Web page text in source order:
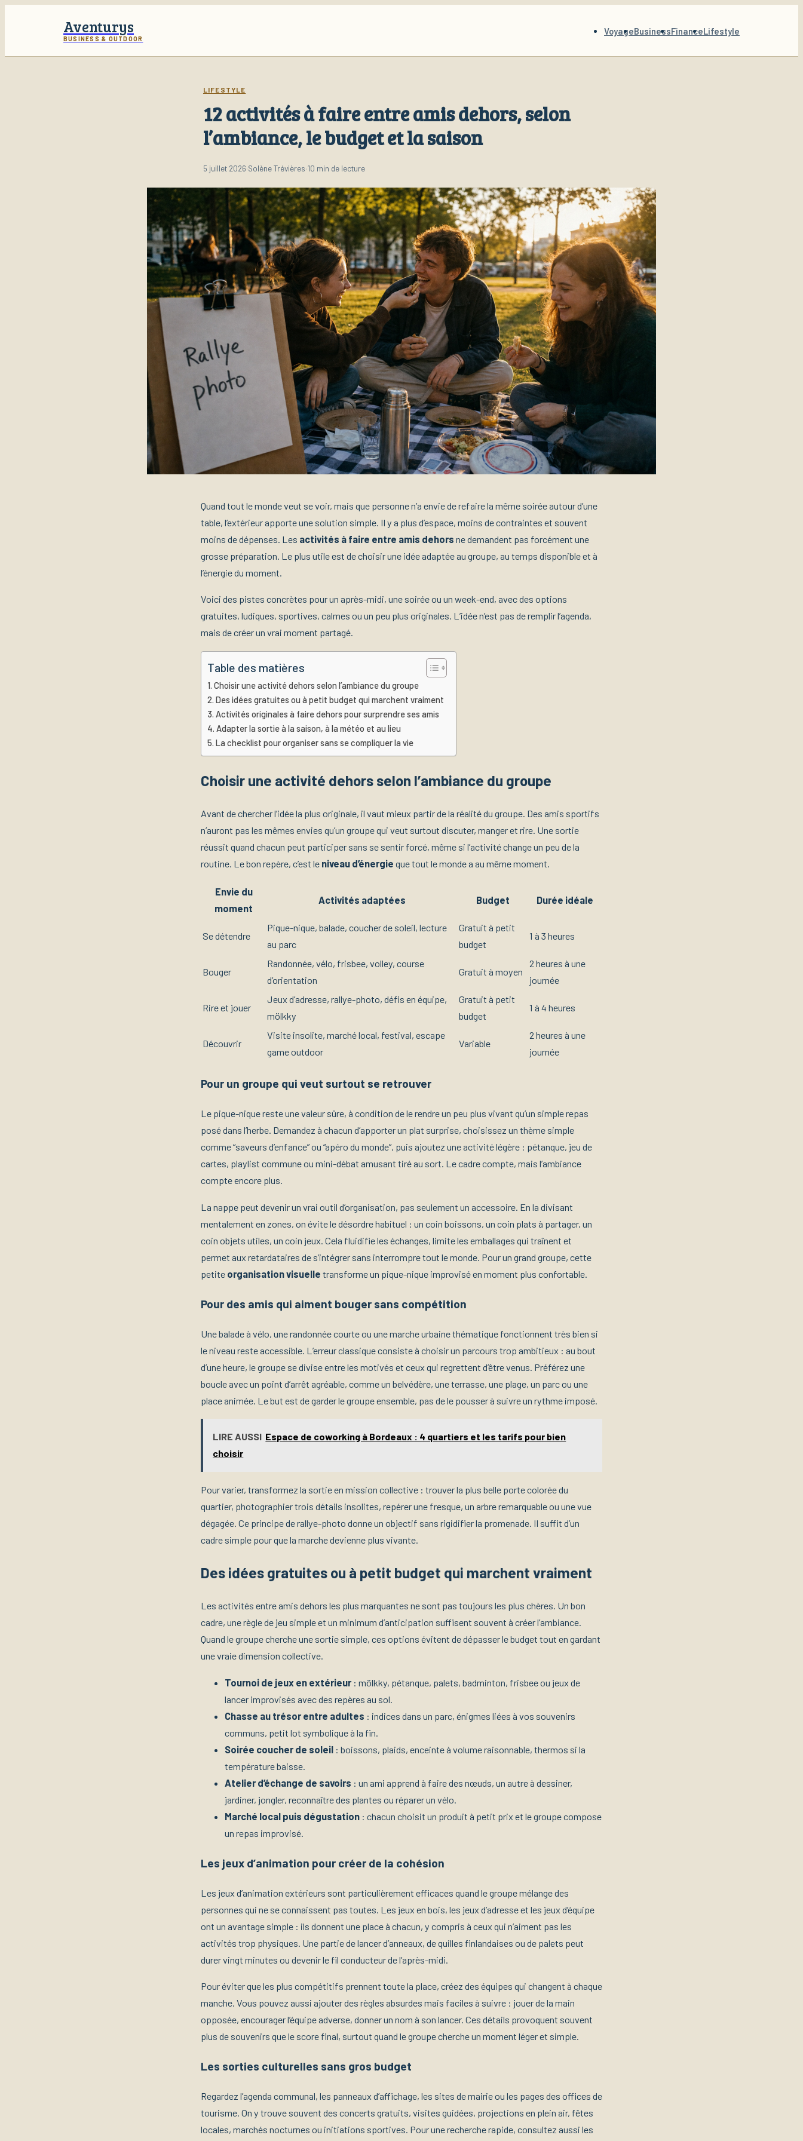
Aventurys
BUSINESS & OUTDOOR
VoyageBusinessFinanceLifestyle
LIFESTYLE
12 activités à faire entre amis dehors, selon
l’ambiance, le budget et la saison
5 juillet 2026·Solène Trévières·10 min de lecture
Quand tout le monde veut se voir, mais que personne n’a envie de refaire la même soirée autour d’une
table, l’extérieur apporte une solution simple. Il y a plus d’espace, moins de contraintes et souvent
moins de dépenses. Les activités à faire entre amis dehors ne demandent pas forcément une
grosse préparation. Le plus utile est de choisir une idée adaptée au groupe, au temps disponible et à
l’énergie du moment.
Voici des pistes concrètes pour un après-midi, une soirée ou un week-end, avec des options
gratuites, ludiques, sportives, calmes ou un peu plus originales. L’idée n’est pas de remplir l’agenda,
mais de créer un vrai moment partagé.
Table des matières
Choisir une activité dehors selon l’ambiance du groupe
Des idées gratuites ou à petit budget qui marchent vraiment
Activités originales à faire dehors pour surprendre ses amis
Adapter la sortie à la saison, à la météo et au lieu
La checklist pour organiser sans se compliquer la vie
Choisir une activité dehors selon l’ambiance du groupe
Avant de chercher l’idée la plus originale, il vaut mieux partir de la réalité du groupe. Des amis sportifs
n’auront pas les mêmes envies qu’un groupe qui veut surtout discuter, manger et rire. Une sortie
réussit quand chacun peut participer sans se sentir forcé, même si l’activité change un peu de la
routine. Le bon repère, c’est le niveau d’énergie que tout le monde a au même moment.
Envie du
moment
Activités adaptées Budget Durée idéale
Se détendre
Pique-nique, balade, coucher de soleil, lecture
au parc
Gratuit à petit
budget
1 à 3 heures
Bouger
Randonnée, vélo, frisbee, volley, course
d’orientation
Gratuit à moyen
2 heures à une
journée
Rire et jouer
Jeux d’adresse, rallye-photo, défis en équipe,
mölkky
Gratuit à petit
budget
1 à 4 heures
Découvrir
Visite insolite, marché local, festival, escape
game outdoor
Variable
2 heures à une
journée
Pour un groupe qui veut surtout se retrouver
Le pique-nique reste une valeur sûre, à condition de le rendre un peu plus vivant qu’un simple repas
posé dans l’herbe. Demandez à chacun d’apporter un plat surprise, choisissez un thème simple
comme “saveurs d’enfance” ou “apéro du monde”, puis ajoutez une activité légère : pétanque, jeu de
cartes, playlist commune ou mini-débat amusant tiré au sort. Le cadre compte, mais l’ambiance
compte encore plus.
La nappe peut devenir un vrai outil d’organisation, pas seulement un accessoire. En la divisant
mentalement en zones, on évite le désordre habituel : un coin boissons, un coin plats à partager, un
coin objets utiles, un coin jeux. Cela fluidifie les échanges, limite les emballages qui traînent et
permet aux retardataires de s’intégrer sans interrompre tout le monde. Pour un grand groupe, cette
petite organisation visuelle transforme un pique-nique improvisé en moment plus confortable.
Pour des amis qui aiment bouger sans compétition
Une balade à vélo, une randonnée courte ou une marche urbaine thématique fonctionnent très bien si
le niveau reste accessible. L’erreur classique consiste à choisir un parcours trop ambitieux : au bout
d’une heure, le groupe se divise entre les motivés et ceux qui regrettent d’être venus. Préférez une
boucle avec un point d’arrêt agréable, comme un belvédère, une terrasse, une plage, un parc ou une
place animée. Le but est de garder le groupe ensemble, pas de le pousser à suivre un rythme imposé.
LIRE AUSSI Espace de coworking à Bordeaux : 4 quartiers et les tarifs pour bien
choisir
Pour varier, transformez la sortie en mission collective : trouver la plus belle porte colorée du
quartier, photographier trois détails insolites, repérer une fresque, un arbre remarquable ou une vue
dégagée. Ce principe de rallye-photo donne un objectif sans rigidifier la promenade. Il suffit d’un
cadre simple pour que la marche devienne plus vivante.
Des idées gratuites ou à petit budget qui marchent vraiment
Les activités entre amis dehors les plus marquantes ne sont pas toujours les plus chères. Un bon
cadre, une règle de jeu simple et un minimum d’anticipation suffisent souvent à créer l’ambiance.
Quand le groupe cherche une sortie simple, ces options évitent de dépasser le budget tout en gardant
une vraie dimension collective.
Tournoi de jeux en extérieur: mölkky, pétanque, palets, badminton, frisbee ou jeux de
lancer improvisés avec des repères au sol.
Chasse au trésor entre adultes : indices dans un parc, énigmes liées à vos souvenirs
communs, petit lot symbolique à la fin.
Soirée coucher de soleil : boissons, plaids, enceinte à volume raisonnable, thermos si la
température baisse.
Atelier d’échange de savoirs : un ami apprend à faire des nœuds, un autre à dessiner,
jardiner, jongler, reconnaître des plantes ou réparer un vélo.
Marché local puis dégustation : chacun choisit un produit à petit prix et le groupe compose
un repas improvisé.
Les jeux d’animation pour créer de la cohésion
Les jeux d’animation extérieurs sont particulièrement efficaces quand le groupe mélange des
personnes qui ne se connaissent pas toutes. Les jeux en bois, les jeux d’adresse et les jeux d’équipe
ont un avantage simple : ils donnent une place à chacun, y compris à ceux qui n’aiment pas les
activités trop physiques. Une partie de lancer d’anneaux, de quilles finlandaises ou de palets peut
durer vingt minutes ou devenir le fil conducteur de l’après-midi.
Pour éviter que les plus compétitifs prennent toute la place, créez des équipes qui changent à chaque
manche. Vous pouvez aussi ajouter des règles absurdes mais faciles à suivre : jouer de la main
opposée, encourager l’équipe adverse, donner un nom à son lancer. Ces détails provoquent souvent
plus de souvenirs que le score final, surtout quand le groupe cherche un moment léger et simple.
Les sorties culturelles sans gros budget
Regardez l’agenda communal, les panneaux d’affichage, les sites de mairie ou les pages des offices de
tourisme. On y trouve souvent des concerts gratuits, visites guidées, projections en plein air, fêtes
locales, marchés nocturnes ou initiations sportives. Pour une recherche rapide, consultez aussi les